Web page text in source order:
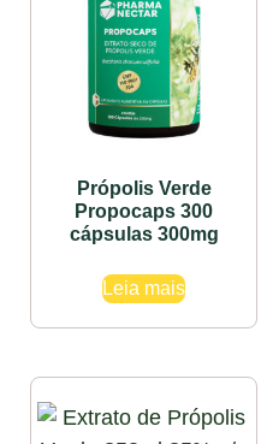
Própolis Verde
Propocaps 300
cápsulas 300mg
Leia mais